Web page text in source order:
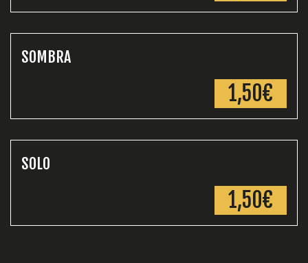
SOMBRA
1,50€
SOLO
1,50€